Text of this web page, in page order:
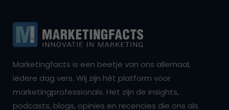
Marketingfacts is een beetje van ons allemaal,
iedere dag vers. Wij zijn hét platform voor
marketingprofessionals. Het zijn de insights,
podcasts, blogs, opinies en recencies die ons als